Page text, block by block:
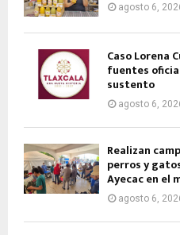
agosto 6,
Caso Lorena
fuentes
sustento
agosto 6,
Realizan
perros y
Ayecac en el
agosto 6,